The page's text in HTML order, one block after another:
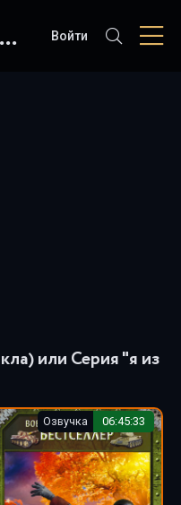
SLUSHAT-KNIGI.COM Войти
или Серия "я из
Озвучка 06:45:33